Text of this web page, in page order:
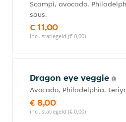
Scampi, avocado,
saus.
€ 11,00
incl. statiegeld (€ 0,00)
Dragon eye veggie
Avocado, Philadelphia,
€ 8,00
incl. statiegeld (€ 0,00)